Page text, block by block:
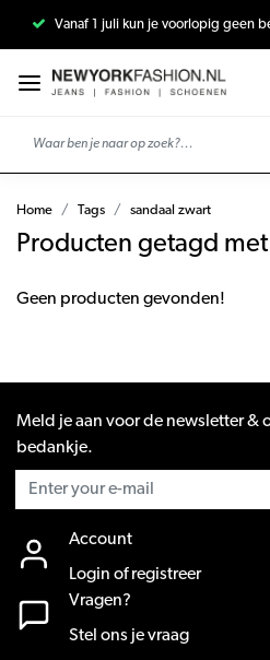
Vanaf 1 juli kun je voorlopig geen
Home Tags sandaal zwart
Producten getagd
Geen producten gevonden!
Meld je aan voor de newsletter &
bedankje.
Account
Login of registreer
Vragen?
Stel ons je vraag